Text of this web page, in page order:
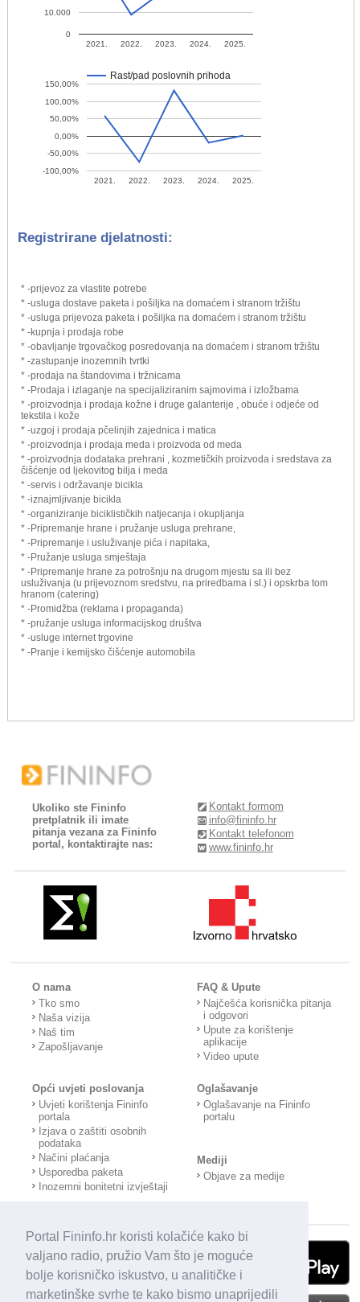
Portal Fininfo.hr koristi kolačiće kako bi
valjano radio, pružio Vam što je moguće
bolje korisničko iskustvo, u analitičke i
marketinške svrhe te kako bismo unaprijedili
2021. 2022. 2023. 2024. 2025.
0
10.000
Rast/pad poslovnih prihoda
2021. 2022. 2023. 2024. 2025.
-100,00%
-50,00%
0,00%
50,00%
100,00%
150,00%
Registrirane djelatnosti:
* -prijevoz za vlastite potrebe
* -usluga dostave paketa i pošiljka na domaćem i stranom tržištu
* -usluga prijevoza paketa i pošiljka na domaćem i stranom tržištu
* -kupnja i prodaja robe
* -obavljanje trgovačkog posredovanja na domaćem i stranom tržištu
* -zastupanje inozemnih tvrtki
* -prodaja na štandovima i tržnicama
* -Prodaja i izlaganje na specijaliziranim sajmovima i izložbama
* -proizvodnja i prodaja kožne i druge galanterije , obuće i odjeće od
tekstila i kože
* -uzgoj i prodaja pčelinjih zajednica i matica
* -proizvodnja i prodaja meda i proizvoda od meda
* -proizvodnja dodataka prehrani , kozmetičkih proizvoda i sredstava za
čišćenje od ljekovitog bilja i meda
* -servis i održavanje bicikla
* -iznajmljivanje bicikla
* -organiziranje biciklističkih natjecanja i okupljanja
* -Pripremanje hrane i pružanje usluga prehrane,
* -Pripremanje i usluživanje pića i napitaka,
* -Pružanje usluga smještaja
* -Pripremanje hrane za potrošnju na drugom mjestu sa ili bez
usluživanja (u prijevoznom sredstvu, na priredbama i sl.) i opskrba tom
hranom (catering)
* -Promidžba (reklama i propaganda)
* -pružanje usluga informacijskog društva
* -usluge internet trgovine
* -Pranje i kemijsko čišćenje automobila
Ukoliko ste Fininfo
pretplatnik ili imate
pitanja vezana za Fininfo
portal, kontaktirajte nas:
Kontakt formom
info@fininfo.hr
Kontakt telefonom
www.fininfo.hr
O nama
Tko smo
Naša vizija
Naš tim
Zapošljavanje
FAQ & Upute
Najčešća korisnička pitanja
i odgovori
Upute za korištenje
aplikacije
Video upute
Opći uvjeti poslovanja
Uvjeti korištenja Fininfo
portala
Izjava o zaštiti osobnih
podataka
Načini plaćanja
Usporedba paketa
Inozemni bonitetni izvještaji
Oglašavanje
Oglašavanje na Fininfo
portalu
Mediji
Objave za medije